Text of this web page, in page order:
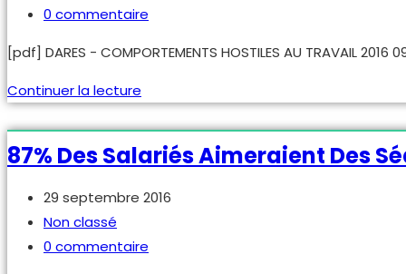
mondial
2022.
au
!
category:
Commentaires
la
publication :
0 commentaire
[pdf] DARES - COMPORTEMENTS HOSTILES AU
Continuer la lecture
hommes-
Femmes
et
87% Des Salariés Aimeraient Des
Publication
publiée :
29 septembre 2016
Post
category:
Non classé
Commentaires
0 commentaire